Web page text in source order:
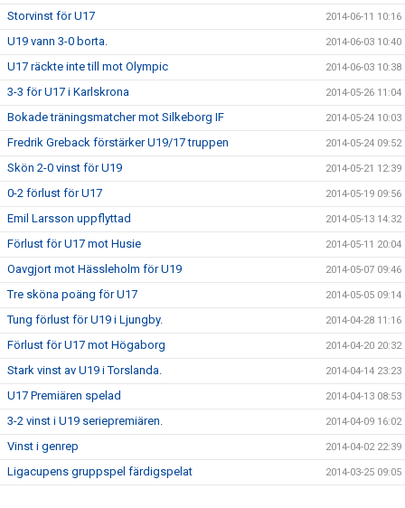
Storvinst för U17 2014-06-11 10:16
U19 vann 3-0 borta. 2014-06-03 10:40
U17 räckte inte till mot Olympic 2014-06-03 10:38
3-3 för U17 i Karlskrona 2014-05-26 11:04
Bokade träningsmatcher mot Silkeborg IF 2014-05-24 10:03
Fredrik Greback förstärker U19/17 truppen 2014-05-24 09:52
Skön 2-0 vinst för U19 2014-05-21 12:39
0-2 förlust för U17 2014-05-19 09:56
Emil Larsson uppflyttad 2014-05-13 14:32
Förlust för U17 mot Husie 2014-05-11 20:04
Oavgjort mot Hässleholm för U19 2014-05-07 09:46
Tre sköna poäng för U17 2014-05-05 09:14
Tung förlust för U19 i Ljungby. 2014-04-28 11:16
Förlust för U17 mot Högaborg 2014-04-20 20:32
Stark vinst av U19 i Torslanda. 2014-04-14 23:23
U17 Premiären spelad 2014-04-13 08:53
3-2 vinst i U19 seriepremiären. 2014-04-09 16:02
Vinst i genrep 2014-04-02 22:39
Ligacupens gruppspel färdigspelat 2014-03-25 09:05